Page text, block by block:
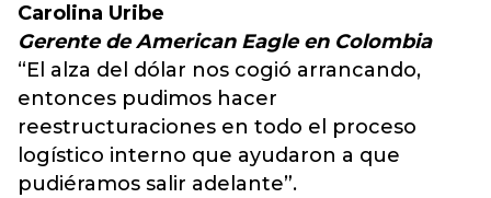
Carolina Uribe
Gerente de American Eagle en Colombia
“El alza del dólar nos cogió arrancando,
entonces pudimos hacer
reestructuraciones en todo el proceso
logístico interno que ayudaron a que
pudiéramos salir adelante”.